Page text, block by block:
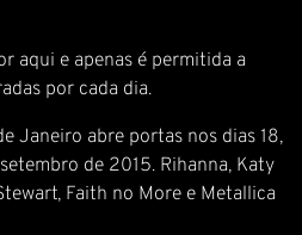
aqui e apenas é permitida a
por cada dia.
Janeiro abre portas nos dias 18,
de 2015. Rihanna, Katy
Faith no More e Metallica